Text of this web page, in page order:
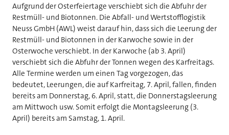
Aufgrund der Osterfeiertage verschiebt sich die Abfuhr der
Restmüll- und Biotonnen. Die Abfall- und Wertstofflogistik
Neuss GmbH (AWL) weist darauf hin, dass sich die Leerung der
Restmüll- und Biotonnen in der Karwoche sowie in der
Osterwoche verschiebt. In der Karwoche (ab 3. April)
verschiebt sich die Abfuhr der Tonnen wegen des Karfreitags.
Alle Termine werden um einen Tag vorgezogen, das
bedeutet, Leerungen, die auf Karfreitag, 7. April, fallen, finden
bereits am Donnerstag, 6. April, statt, die Donnerstagsleerung
am Mittwoch usw. Somit erfolgt die Montagsleerung (3.
April) bereits am Samstag, 1. April.